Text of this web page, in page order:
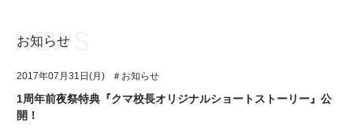
ユニット&キャラクター
アイ★チュウとは
お知らせ
2017年07月31日(月) ＃お知らせ
1周年前夜祭特典『クマ校長オリジナルショートストーリー』公
開！